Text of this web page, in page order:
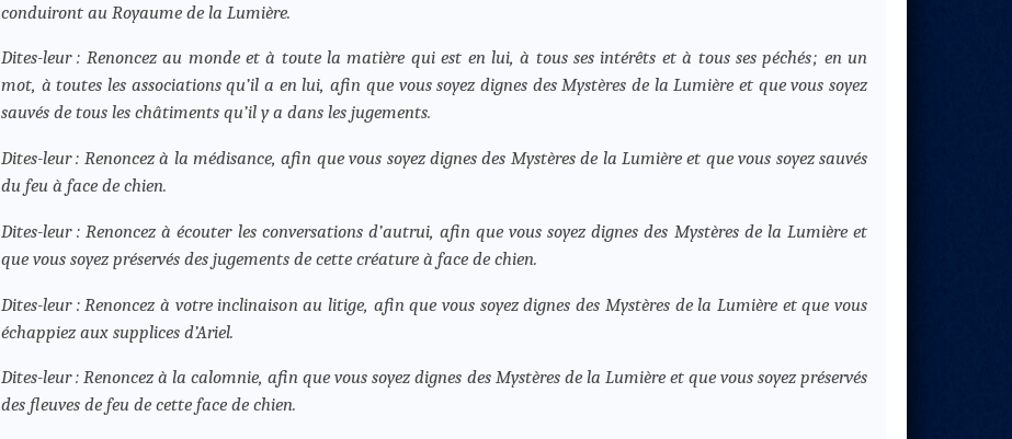
conduiront au Royaume de la Lumière.
Dites-leur : Renoncez au monde et à toute la matière qui est en lui, à tous ses intérêts et à tous ses péchés ; en un
mot, à toutes les associations qu’il a en lui, afin que vous soyez dignes des Mystères de la Lumière et que vous soyez
sauvés de tous les châtiments qu’il y a dans les jugements.
Dites-leur : Renoncez à la médisance, afin que vous soyez dignes des Mystères de la Lumière et que vous soyez sauvés
du feu à face de chien.
Dites-leur : Renoncez à écouter les conversations d’autrui, afin que vous soyez dignes des Mystères de la Lumière et
que vous soyez préservés des jugements de cette créature à face de chien.
Dites-leur : Renoncez à votre inclinaison au litige, afin que vous soyez dignes des Mystères de la Lumière et que vous
échappiez aux supplices d’Ariel.
Dites-leur : Renoncez à la calomnie, afin que vous soyez dignes des Mystères de la Lumière et que vous soyez préservés
des fleuves de feu de cette face de chien.